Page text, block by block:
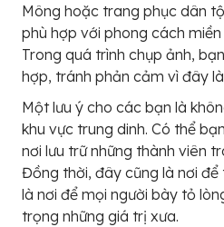
Mông hoặc trang phục dân
phù hợp với phong cách
Trong quá trình chụp ảnh,
hợp, tránh phản cảm vì đây
Một lưu ý cho các bạn là
khu vực trung dinh. Có thể
nơi lưu trữ những thành viên
Đồng thời, đây cũng là nơi để
là nơi để mọi người bày tỏ
trọng những giá trị xưa.